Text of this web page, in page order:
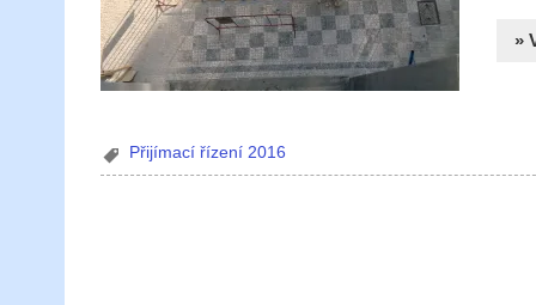
»
Přijímací řízení 2016